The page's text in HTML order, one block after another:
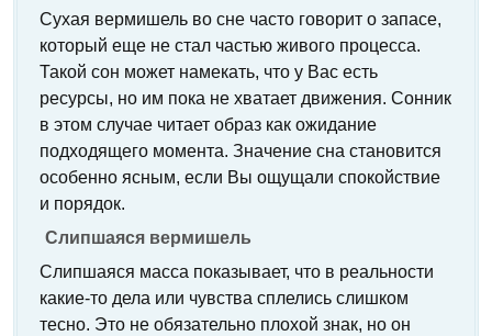
Сухая вермишель во сне часто говорит о запасе,
который еще не стал частью живого процесса.
Такой сон может намекать, что у Вас есть
ресурсы, но им пока не хватает движения. Сонник
в этом случае читает образ как ожидание
подходящего момента. Значение сна становится
особенно ясным, если Вы ощущали спокойствие
и порядок.
Слипшаяся вермишель
Слипшаяся масса показывает, что в реальности
какие-то дела или чувства сплелись слишком
тесно. Это не обязательно плохой знак, но он